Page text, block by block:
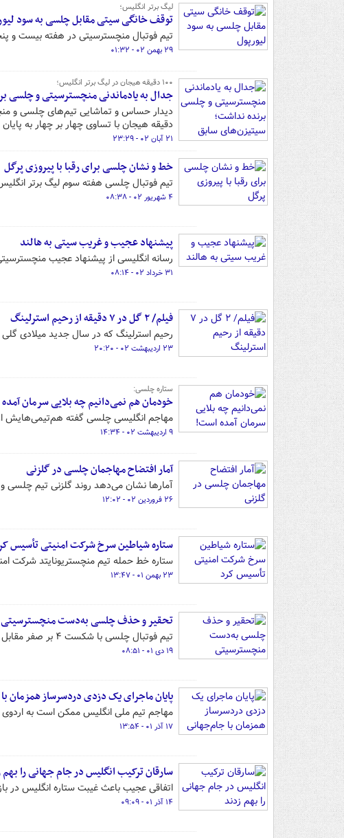
لیگ برتر انگلیس؛
توقف خانگی سیتی مقابل چلسی به سود
تیم فوتبال منچسترسیتی در هفته بیست و
۲۹ بهمن ۰۲ - ۰۱:۳۲
۱۰۰ دقیقه هیجان در لیگ برتر انگلیس؛
جدال به یادماندنی منچسترسیتی و چلسی
دقیقه هیجان با تساوی چهار بر چهار به
۲۱ آبان ۰۲ - ۲۳:۲۹
خط و نشان چلسی برای رقبا با پیروزی پرگل
تیم فوتبال چلسی هفته سوم لیگ برتر
۴ شهریور ۰۲ - ۰۸:۳۸
پیشنهاد عجیب و غریب سیتی به هالند
رسانه انگلیسی از پیشنهاد عجیب
۳۱ خرداد ۰۲ - ۰۸:۱۴
فیلم/ ۲ گل در ۷ دقیقه از رحیم استرلینگ
رحیم استرلینگ که در سال جدید میلادی گلی به ثمر نرسانده بود، در ۷ دقیقه
۲۳ اردیبهشت ۰۲ - ۲۰:۲۰
ستاره چلسی:
خودمان هم نمی‌دانیم چه بلایی سرمان
مهاجم انگلیسی چلسی گفته هم‌تیمی‌هایش
۹ اردیبهشت ۰۲ - ۱۴:۳۴
آمار افتضاح مهاجمان چلسی در گلزنی
آمارها نشان می‌دهد روند گلزنی تیم
۲۶ فروردین ۰۲ - ۱۲:۰۲
ستاره شیاطین سرخ شرکت امنیتی تأسیس
ستاره خط حمله تیم منچستریونایتد شرکت
۲۳ بهمن ۰۱ - ۱۳:۴۷
تحقیر و حذف چلسی به‌دست منچسترسیتی
تیم فوتبال چلسی با شکست ۴ بر صفر مقابل منچسترسیتی در جام حذفی، با یک جام دیگر در انگلیس خداحافظی کرد.
۱۹ دی ۰۱ - ۰۸:۵۱
پایان ماجرای یک دزدی دردسرساز همزمان
مهاجم تیم ملی انگلیس ممکن است به
۱۷ آذر ۰۱ - ۱۳:۵۴
سارقان ترکیب انگلیس در جام جهانی را بهم
اتفاقی عجیب باعث غیبت ستاره انگلیس در
۱۴ آذر ۰۱ - ۰۹:۰۹